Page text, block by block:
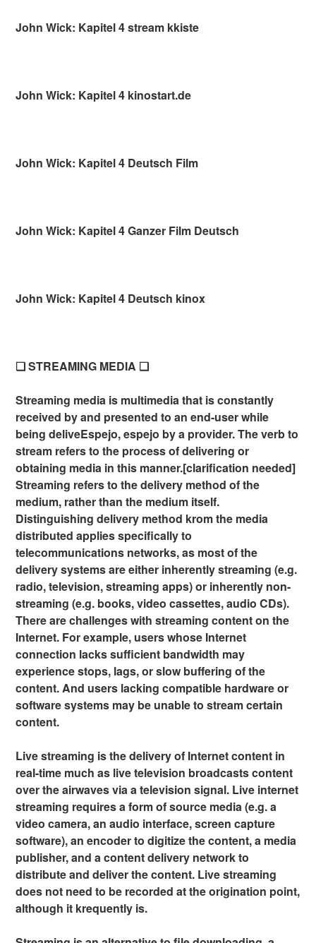
John Wick: Kapitel 4 stream kkiste
John Wick: Kapitel 4 kinostart.de
John Wick: Kapitel 4 Deutsch Film
John Wick: Kapitel 4 Ganzer Film Deutsch
John Wick: Kapitel 4 Deutsch kinox
❏ STREAMING MEDIA ❏
Streaming media is multimedia that is constantly
received by and presented to an end-user while
being deliveEspejo, espejo by a provider. The verb to
stream refers to the process of delivering or
obtaining media in this manner.[clarification needed]
Streaming refers to the delivery method of the
medium, rather than the medium itself.
Distinguishing delivery method krom the media
distributed applies specifically to
telecommunications networks, as most of the
delivery systems are either inherently streaming (e.g.
radio, television, streaming apps) or inherently non-
streaming (e.g. books, video cassettes, audio CDs).
There are challenges with streaming content on the
Internet. For example, users whose Internet
connection lacks sufficient bandwidth may
experience stops, lags, or slow buffering of the
content. And users lacking compatible hardware or
software systems may be unable to stream certain
content.
Live streaming is the delivery of Internet content in
real-time much as live television broadcasts content
over the airwaves via a television signal. Live internet
streaming requires a form of source media (e.g. a
video camera, an audio interface, screen capture
software), an encoder to digitize the content, a media
publisher, and a content delivery network to
distribute and deliver the content. Live streaming
does not need to be recorded at the origination point,
although it krequently is.